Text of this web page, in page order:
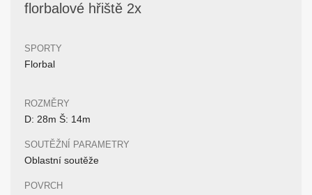
florbalové hřiště 2x
SPORTY
Florbal
ROZMĚRY
D: 28m Š: 14m
SOUTĚŽNÍ PARAMETRY
Oblastní soutěže
POVRCH